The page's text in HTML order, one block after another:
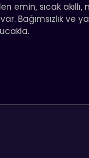
emin, sıcak
Bağımsızlık ve